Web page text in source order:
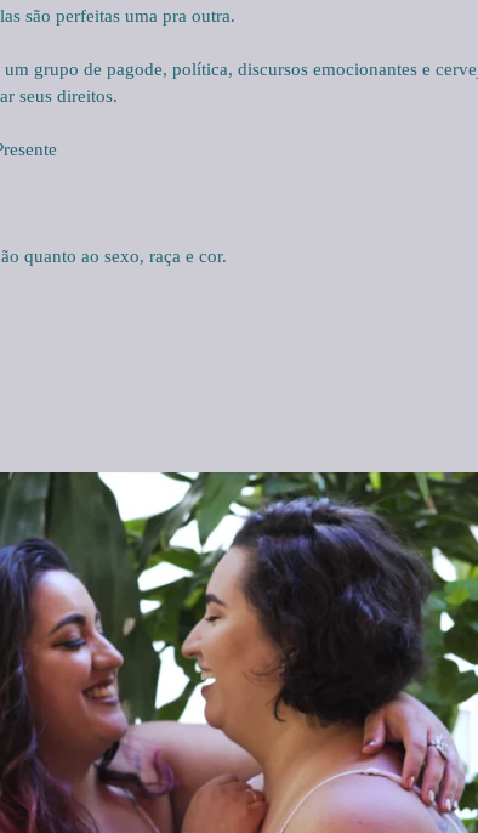
são perfeitas uma pra outra.
grupo de pagode, política, discursos emocionantes e
seus direitos.
quanto ao sexo, raça e cor.